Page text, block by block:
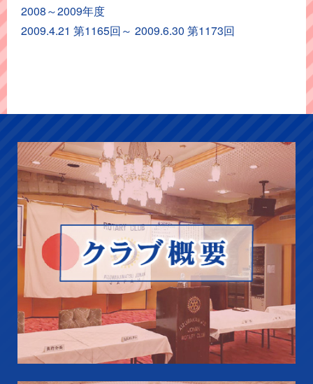
カ
イ
2008～2009年度
2009.4.21 第1165回～ 2009.6.30 第1173回